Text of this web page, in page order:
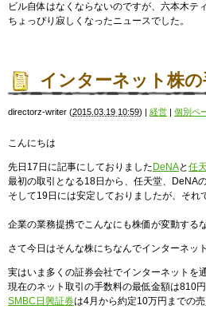
ビル自体はなくならないのですが、六本木テ
ちょっぴり寂しくなったニュースでした。
インターネット株
directorz-writer (2015.03.19 10:59) | 経営 | 個別ペ
こんにちは
先日17日に記事にしておりました DeNAと任
最初の取引となる18日から、任天堂、DeNA
そして19日には安定しておりましたが、それ
企業の業務提携でこんなにも株価が変動する
さて今日はそんな株にちなんでインターネッ
実はいま多くの証券会社でインターネットを
現在のネット取引の手数料の最低金額は810円
SMBC日興証券は4月から約定10万円までの